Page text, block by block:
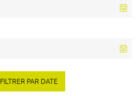
FILTRER PAR DATE